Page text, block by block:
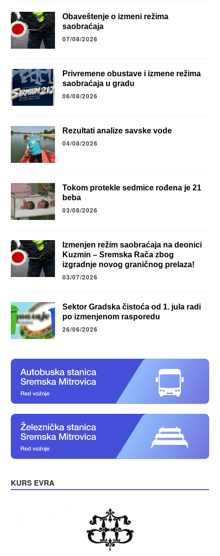
Obaveštenje o izmeni režima
saobraćaja
07/08/2026
Privremene obustave i izmene režima
saobraćaja u gradu
06/08/2026
Rezultati analize savske vode
04/08/2026
Tokom protekle sedmice rođena je 21
beba
03/08/2026
Izmenjen režim saobraćaja na deonici
Kuzmin – Sremska Rača zbog
izgradnje novog graničnog prelaza!
03/07/2026
Sektor Gradska čistoća od 1. jula radi
po izmenjenom rasporedu
26/06/2026
KURS EVRA